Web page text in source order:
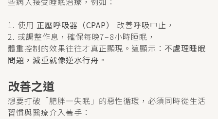
1. 使用 正壓呼吸器（CPAP）
改善呼吸中止，
2. 或調整作息，確保每晚7–8小時睡眠，
體重控制的效果往往才真正顯現。這顯示： 不處理睡眠
問題，減重就像逆水行舟。
改善之道
想要打破「肥胖—失眠」的惡性循環，必須同時從生活
習慣與醫療介入著手：